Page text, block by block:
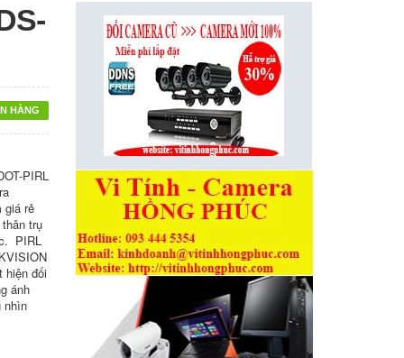
HÀNG
PIRL
giá rẻ
trụ
PIRL
hiện đối
ánh
nhìn